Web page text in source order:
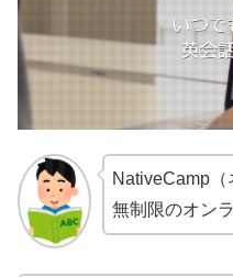
NativeCamp
無制限のオン